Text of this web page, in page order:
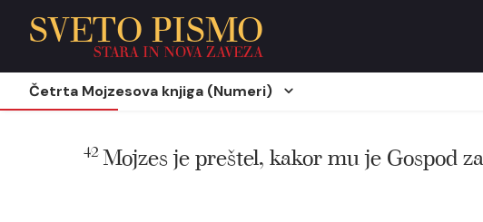
SVETO PISMO
STARA IN NOVA ZAVEZA
Četrta Mojzesova knjiga (Numeri)
42Mojzes je preštel, kakor mu je Gospod